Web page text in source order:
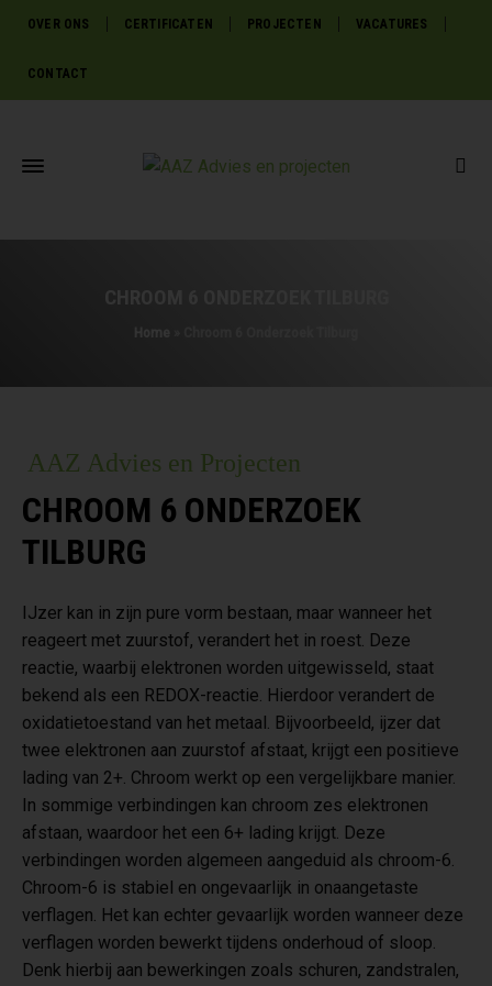
OVER ONS CERTIFICATEN PROJECTEN VACATURES
CONTACT
AAZ Advies en Projecten
CHROOM 6 ONDERZOEK
TILBURG
IJzer kan in zijn pure vorm bestaan, maar wanneer het
reageert met zuurstof, verandert het in roest. Deze
reactie, waarbij elektronen worden uitgewisseld, staat
bekend als een REDOX-reactie. Hierdoor verandert de
oxidatietoestand van het metaal. Bijvoorbeeld, ijzer dat
twee elektronen aan zuurstof afstaat, krijgt een positieve
lading van 2+. Chroom werkt op een vergelijkbare manier.
In sommige verbindingen kan chroom zes elektronen
afstaan, waardoor het een 6+ lading krijgt. Deze
verbindingen worden algemeen aangeduid als chroom-6.
Chroom-6 is stabiel en ongevaarlijk in onaangetaste
verflagen. Het kan echter gevaarlijk worden wanneer deze
verflagen worden bewerkt tijdens onderhoud of sloop.
Denk hierbij aan bewerkingen zoals schuren, zandstralen,